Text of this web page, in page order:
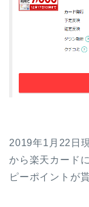
2019年1月22日
から楽天カード
ピーポイントが